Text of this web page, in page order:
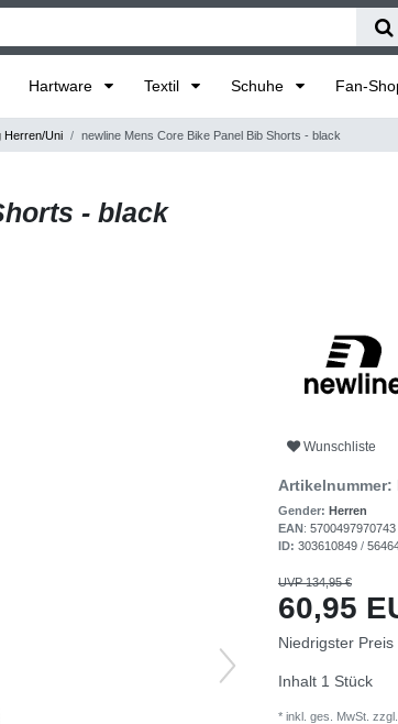
Hartware Textil Schuhe Fan-
Herren/Uni newline Mens Core Bike Panel Bib Shorts - black
- black
Wunschliste
Artikelnummer:
Gender: Herren
EAN: 5700497970743
ID: 303610849 /
UVP 134,95 €
60,95
Niedrigster
Inhalt 1 Stück
* inkl. ges. MwSt. zzgl.